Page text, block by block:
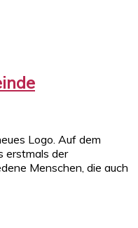
Logo. Auf dem
erstmals der
Menschen, die auch